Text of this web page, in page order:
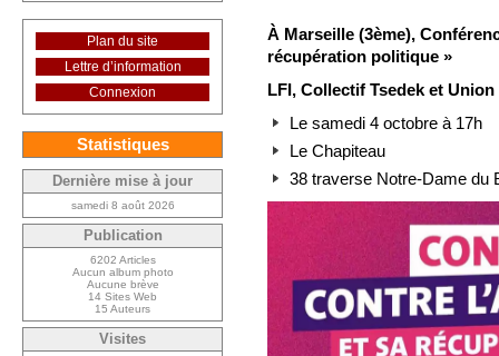
À Marseille (3ème),
récupération politique »
LFI, Collectif Tsedek et
Le samedi 4 octobre à 17h
Le Chapiteau
38 traverse Notre-Dame du
Plan du site
Lettre d’information
Connexion
Statistiques
Dernière mise à jour
samedi 8 août 2026
Publication
6202 Articles
Aucun album photo
Aucune brève
14 Sites Web
15 Auteurs
Visites